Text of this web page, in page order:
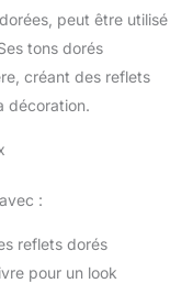
peut être utilisé
tons dorés
créant des reflets
décoration.
:
reflets dorés
pour un look